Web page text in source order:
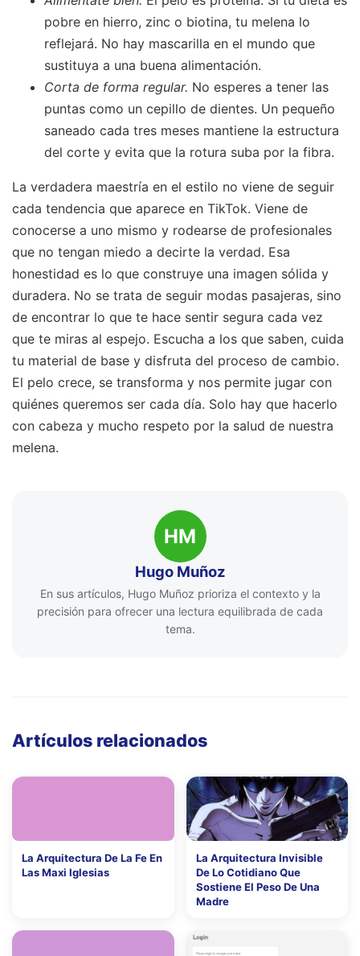
pobre en hierro, zinc o biotina, tu melena lo
reflejará. No hay mascarilla en el mundo que
sustituya a una buena alimentación.
Corta de forma regular. No esperes a tener las
puntas como un cepillo de dientes. Un pequeño
saneado cada tres meses mantiene la estructura
del corte y evita que la rotura suba por la fibra.
La verdadera maestría en el estilo no viene de seguir
cada tendencia que aparece en TikTok. Viene de
conocerse a uno mismo y rodearse de profesionales
que no tengan miedo a decirte la verdad. Esa
honestidad es lo que construye una imagen sólida y
duradera. No se trata de seguir modas pasajeras, sino
de encontrar lo que te hace sentir segura cada vez
que te miras al espejo. Escucha a los que saben, cuida
tu material de base y disfruta del proceso de cambio.
El pelo crece, se transforma y nos permite jugar con
quiénes queremos ser cada día. Solo hay que hacerlo
con cabeza y mucho respeto por la salud de nuestra
melena.
HM
Hugo Muñoz
En sus artículos, Hugo Muñoz prioriza el contexto y la
precisión para ofrecer una lectura equilibrada de cada
tema.
Artículos relacionados
La Arquitectura De La Fe En
Las Maxi Iglesias
La Arquitectura Invisible
De Lo Cotidiano Que
Sostiene El Peso De Una
Madre